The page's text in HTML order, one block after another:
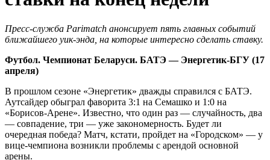
Пресс-служба Parimatch анонсирует пять главных событий
ближайшего уик-энда, на которые интересно сделать ставку.
Футбол. Чемпионат Беларуси. БАТЭ — Энергетик-БГУ (17
апреля)
В прошлом сезоне «Энергетик» дважды справился с БАТЭ.
Аутсайдер обыграл фаворита 3:1 на Семашко и 1:0 на
«Борисов-Арене». Известно, что один раз — случайность, два
— совпадение, три — уже закономерность. Будет ли
очередная победа? Матч, кстати, пройдет на «Городском» — у
вице-чемпиона возникли проблемы с арендой основной
арены.